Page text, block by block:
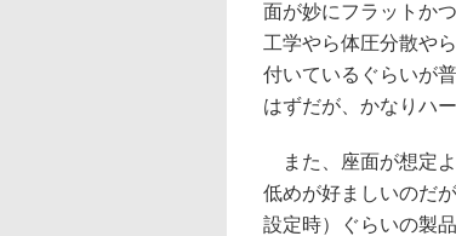
面が妙にフラットか
工学やら体圧分散や
付いているぐらいが
はずだが、かなりハ
また、座面が想定
低めが好ましいのだ
設定時）ぐらいの製